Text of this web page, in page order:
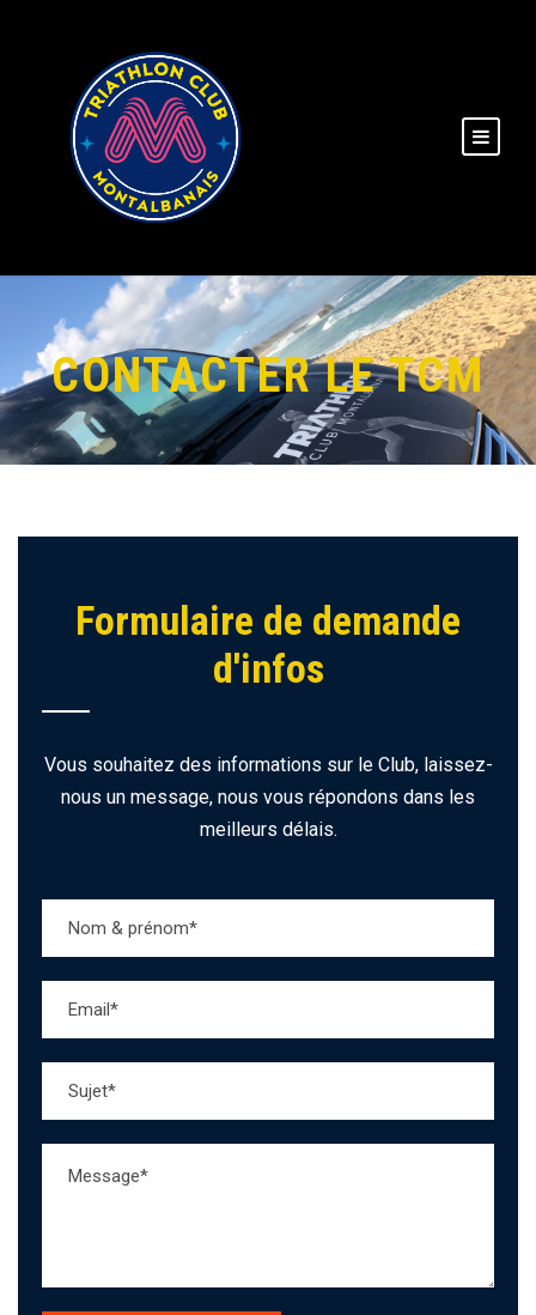
CONTACTER LE TCM
Formulaire de demande
d'infos
Vous souhaitez des informations sur le Club, laissez-
nous un message, nous vous répondons dans les
meilleurs délais.